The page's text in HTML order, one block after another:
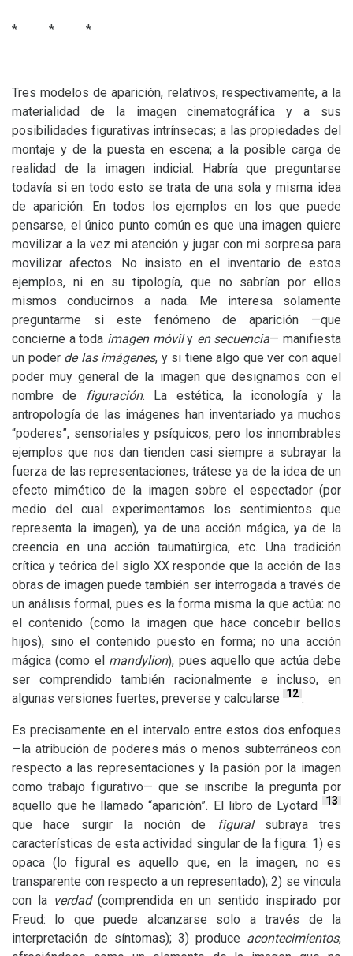
* * *
Tres modelos de aparición, relativos, respectivamente, a la
materialidad de la imagen cinematográfica y a sus
posibilidades figurativas intrínsecas; a las propiedades del
montaje y de la puesta en escena; a la posible carga de
realidad de la imagen indicial. Habría que preguntarse
todavía si en todo esto se trata de una sola y misma idea
de aparición. En todos los ejemplos en los que puede
pensarse, el único punto común es que una imagen quiere
movilizar a la vez mi atención y jugar con mi sorpresa para
movilizar afectos. No insisto en el inventario de estos
ejemplos, ni en su tipología, que no sabrían por ellos
mismos conducirnos a nada. Me interesa solamente
preguntarme si este fenómeno de aparición —que
concierne a toda imagen móvily en secuencia— manifiesta
un poder de las imágenes, y si tiene algo que ver con aquel
poder muy general de la imagen que designamos con el
nombre de
figuración. La estética, la iconología y la
antropología de las imágenes han inventariado ya muchos
“poderes”, sensoriales y psíquicos, pero los innombrables
ejemplos que nos dan tienden casi siempre a subrayar la
fuerza de las representaciones, trátese ya de la idea de un
efecto mimético de la imagen sobre el espectador (por
medio del cual experimentamos los sentimientos que
representa la imagen), ya de una acción mágica, ya de la
creencia en una acción taumatúrgica, etc. Una tradición
crítica y teórica del siglo XXresponde que la acción de las
obras de imagen puede también ser interrogada a través de
un análisis formal, pues es la forma misma la que actúa: no
el contenido (como la imagen que hace concebir bellos
hijos), sino el contenido puesto en forma; no una acción
mágica (como el mandylion), pues aquello que actúa debe
ser comprendido también racionalmente e incluso, en
algunas versiones fuertes, preverse y calcularse
12 .
Es precisamente en el intervalo entre estos dos enfoques
—la atribución de poderes más o menos subterráneos con
respecto a las representaciones y la pasión por la imagen
como trabajo figurativo— que se inscribe la pregunta por
aquello que he llamado “aparición”. El libro de Lyotard
13
que hace surgir la noción de figuralsubraya tres
características de esta actividad singular de la figura: 1) es
opaca (lo figural es aquello que, en la imagen, no es
transparente con respecto a un representado); 2) se vincula
con la verdad(comprendida en un sentido inspirado por
Freud: lo que puede alcanzarse solo a través de la
interpretación de síntomas); 3) produce acontecimientos,